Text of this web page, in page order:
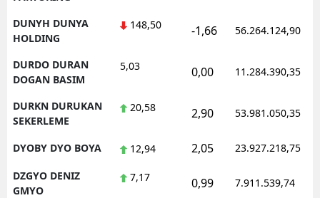
DUNYH DUNYA
HOLDING
148,50 -1,66 56.264.124,90
DURDO DURAN
DOGAN BASIM
5,03 0,00 11.284.390,35
DURKN DURUKAN
SEKERLEME
20,58 2,90 53.981.050,35
DYOBY DYO BOYA 12,94 2,05 23.927.218,75
DZGYO DENIZ
GMYO
7,17 0,99 7.911.539,74